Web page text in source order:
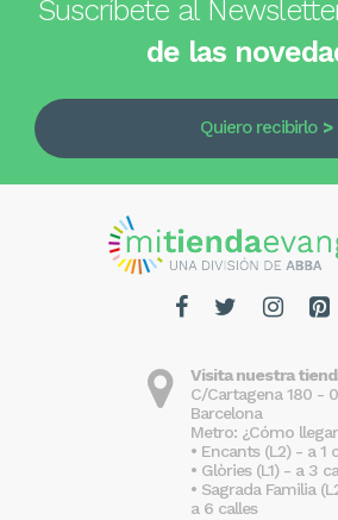
Suscríbete al
de las
Quiero recibirlo
Visita nuestra
C/Cartagena 180 -
Barcelona
Metro: ¿Cómo
• Encants (L2) - a 1
• Glòries (L1) - a 3
• Sagrada Familia
a 6 calles